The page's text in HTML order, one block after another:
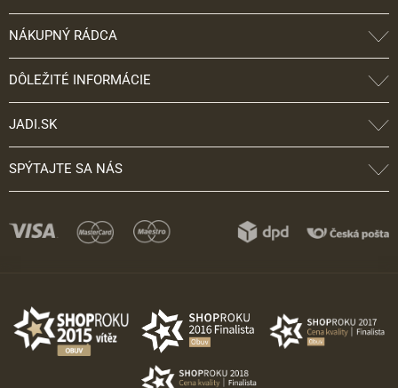
NÁKUPNÝ RÁDCA
DÔLEŽITÉ INFORMÁCIE
JADI.SK
SPÝTAJTE SA NÁS